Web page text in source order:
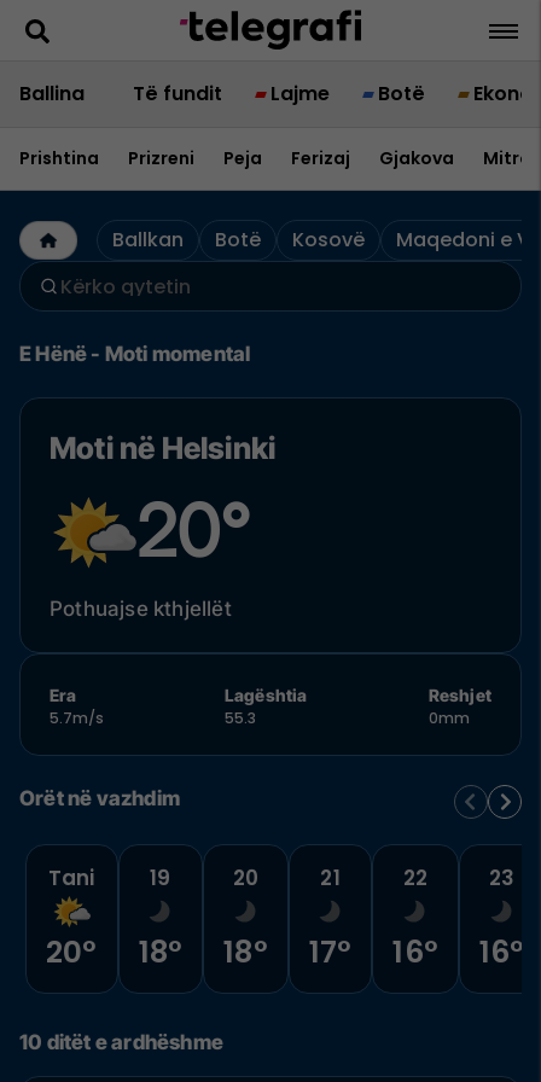
Ballina Të fundit Lajme Botë
Prishtina Prizreni Peja Ferizaj Gjakova
Ballkan Botë Kosovë Maqedoni e
E Hënë - Moti momental
Moti në Helsinki
20°
Pothuajse kthjellët
Era
5.7m/s
Lagështia
55.3
Reshjet
0mm
Orët në vazhdim
Tani
20°
19
18°
20
18°
21
17°
22
16°
23
16°
10 ditët e ardhëshme